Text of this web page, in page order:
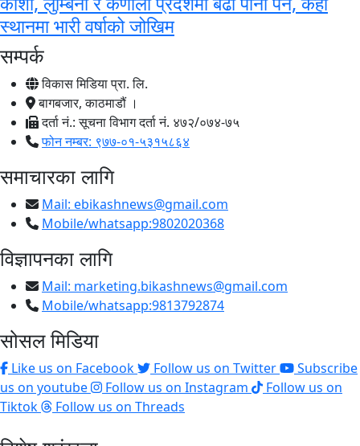
स्थानमा भारी वर्षाको जोखिम
सम्पर्क
विकास मिडिया प्रा. लि.
बागबजार, काठमाडौं ।
दर्ता नं.: सूचना विभाग दर्ता नं. ४७२/०७४-७५
फोन नम्बर: ९७७-०१-५३१५८६४
समाचारका लागि
Mail: ebikashnews@gmail.com
Mobile/whatsapp:9802020368
विज्ञापनका लागि
Mail: marketing.bikashnews@gmail.com
Mobile/whatsapp:9813792874
सोसल मिडिया
Like us on Facebook Follow us on Twitter
Subscribe
us on youtube
Follow us on Instagram
Follow us on
Tiktok
Follow us on Threads